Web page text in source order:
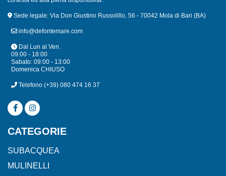
Sede legale: Via Don Giustino Russolillo, 56 - 70042 Mola di Bari (BA)
info@defontemare.com
Dal Lun al Ven.
09:00 - 18:00
Sabato: 09:00 - 13:00
Domenica CHIUSO
Telefono (+39) 080 474 16 37
CATEGORIE
SUBACQUEA
MULINELLI